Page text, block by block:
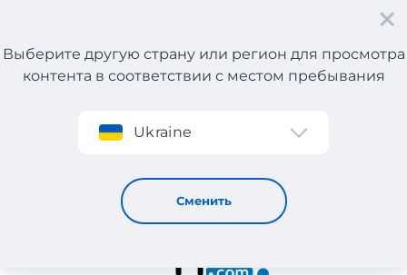
Регистрация
Выберите другую страну или регион для просмотра
контента в соответствии с местом пребывания
Ukraine
Сменить
Zappos